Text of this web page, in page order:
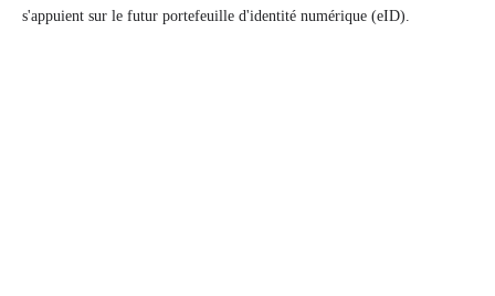
s'appuient sur le futur portefeuille d'identité numérique (eID).